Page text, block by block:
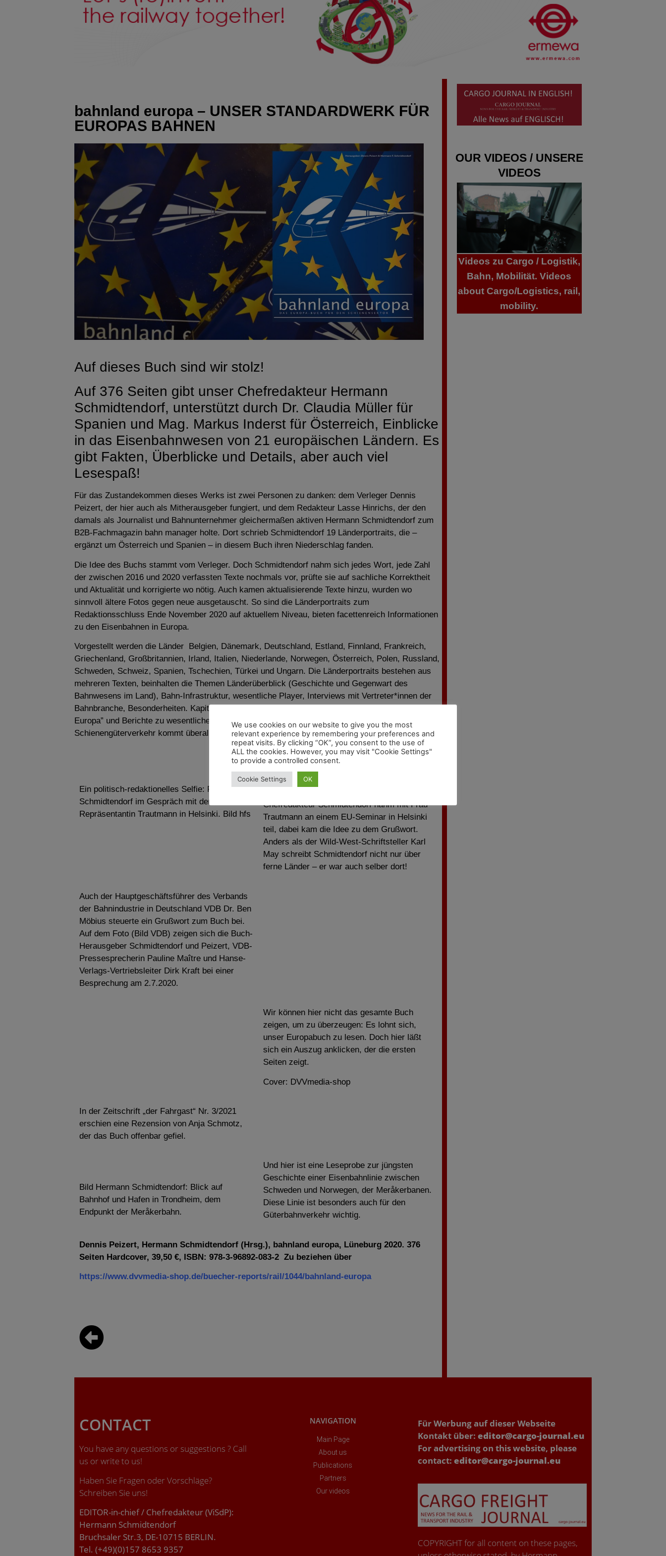
bahnland europa – UNSER STANDARDWERK FÜR
EUROPAS BAHNEN
Auf dieses Buch sind wir stolz!
Auf 376 Seiten gibt unser Chefredakteur Hermann
Schmidtendorf, unterstützt durch Dr. Claudia Müller für
Spanien und Mag. Markus Inderst für Österreich, Einblicke
in das Eisenbahnwesen von 21 europäischen Ländern. Es
gibt Fakten, Überblicke und Details, aber auch viel
Lesespaß!
Für das Zustandekommen dieses Werks ist zwei Personen zu danken: dem Verleger Dennis
Peizert, der hier auch als Mitherausgeber fungiert, und dem Redakteur Lasse Hinrichs, der den
damals als Journalist und Bahnunternehmer gleichermaßen aktiven Hermann Schmidtendorf zum
B2B-Fachmagazin bahn manager holte. Dort schrieb Schmidtendorf 19 Länderportraits, die –
ergänzt um Österreich und Spanien – in diesem Buch ihren Niederschlag fanden.
Die Idee des Buchs stammt vom Verleger. Doch Schmidtendorf nahm sich jedes Wort, jede Zahl
der zwischen 2016 und 2020 verfassten Texte nochmals vor, prüfte sie auf sachliche Korrektheit
und Aktualität und korrigierte wo nötig. Auch kamen aktualisierende Texte hinzu, wurden wo
sinnvoll ältere Fotos gegen neue ausgetauscht. So sind die Länderportraits zum
Redaktionsschluss Ende November 2020 auf aktuellem Niveau, bieten facettenreich Informationen
zu den Eisenbahnen in Europa.
Vorgestellt werden die Länder Belgien, Dänemark, Deutschland, Estland, Finnland, Frankreich,
Griechenland, Großbritannien, Irland, Italien, Niederlande, Norwegen, Österreich, Polen, Russland,
Schweden, Schweiz, Spanien, Tschechien, Türkei und Ungarn. Die Länderportraits bestehen aus
mehreren Texten, beinhalten die Themen Länderüberblick (Geschichte und Gegenwart des
Bahnwesens im Land), Bahn-Infrastruktur, wesentliche Player, Interviews mit Vertreter*innen der
Bahnbranche, Besonderheiten. Kapitel wie “Grenzüberschreitender Bahnverkehr – Mehrwert für
Europa” und Berichte zu wesentlichen Unternehmen der Bahnbranche runden das Bild ab. Der
Schienengüterverkehr kommt überall gebührend zur Geltung.
Ein politisch-redaktionelles Selfie: Redakteur
Schmidtendorf im Gespräch mit der EU-
Repräsentantin Trautmann in Helsinki. Bild hfs
von der Koordinatorin der Europäischen
Chefredakteur Schmidtendorf nahm mit Frau
Trautmann an einem EU-Seminar in Helsinki
teil, dabei kam die Idee zu dem Grußwort.
Anders als der Wild-West-Schriftsteller Karl
May schreibt Schmidtendorf nicht nur über
ferne Länder – er war auch selber dort!
Auch der Hauptgeschäftsführer des Verbands
der Bahnindustrie in Deutschland VDB Dr. Ben
Möbius steuerte ein Grußwort zum Buch bei.
Auf dem Foto (Bild VDB) zeigen sich die Buch-
Herausgeber Schmidtendorf und Peizert, VDB-
Pressesprecherin Pauline Maître und Hanse-
Verlags-Vertriebsleiter Dirk Kraft bei einer
Besprechung am 2.7.2020.
Wir können hier nicht das gesamte Buch
zeigen, um zu überzeugen: Es lohnt sich,
unser Europabuch zu lesen. Doch hier läßt
sich ein Auszug anklicken, der die ersten
Seiten zeigt.
Cover: DVVmedia-shop
In der Zeitschrift „der Fahrgast“ Nr. 3/2021
erschien eine Rezension von Anja Schmotz,
der das Buch offenbar gefiel.
Bild Hermann Schmidtendorf: Blick auf
Bahnhof und Hafen in Trondheim, dem
Endpunkt der Meråkerbahn.
Und hier ist eine Leseprobe zur jüngsten
Geschichte einer Eisenbahnlinie zwischen
Schweden und Norwegen, der Meråkerbanen.
Diese Linie ist besonders auch für den
Güterbahnverkehr wichtig.
Dennis Peizert, Hermann Schmidtendorf (Hrsg.), bahnland europa, Lüneburg 2020. 376
Seiten Hardcover, 39,50 €, ISBN: 978-3-96892-083-2 Zu beziehen über
https://www.dvvmedia-shop.de/buecher-reports/rail/1044/bahnland-europa
OUR VIDEOS / UNSERE
VIDEOS
Videos zu Cargo / Logistik,
Bahn, Mobilität. Videos
about Cargo/Logistics, rail,
mobility.
CONTACT
You have any questions or suggestions ? Call
us or write to us!
Haben Sie Fragen oder Vorschläge?
Schreiben Sie uns!
EDITOR-in-chief / Chefredakteur (ViSdP):
Hermann Schmidtendorf
Bruchsaler Str.3, DE-10715 BERLIN.
Tel. (+49)(0)157 8653 9357
NAVIGATION
Main Page
About us
Publications
Partners
Our videos
Für Werbung auf dieser Webseite
Kontakt über: editor@cargo-journal.eu
For advertising on this website, please
contact: editor@cargo-journal.eu
COPYRIGHT for all content on these pages,
We use cookies on our website to give you the most
relevant experience by remembering your preferences and
repeat visits. By clicking “OK”, you consent to the use of
ALL the cookies. However, you may visit "Cookie Settings"
to provide a controlled consent.
Cookie Settings OK